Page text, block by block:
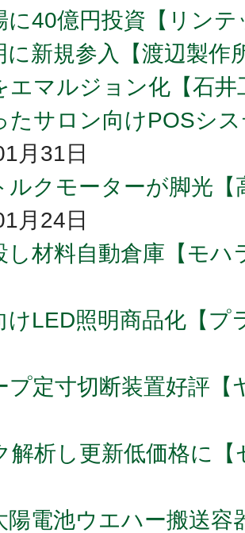
に40億円投資【リンテ
に新規参入【渡辺製作
エマルジョン化【石井
たサロン向けPOSシ
月31日
ルクモーターが脚光【
月24日
し材料自動倉庫【モハ
けLED照明商品化【プ
プ定寸切断装置好評【
解析し更新低価格に【
陽電池ウエハー搬送容